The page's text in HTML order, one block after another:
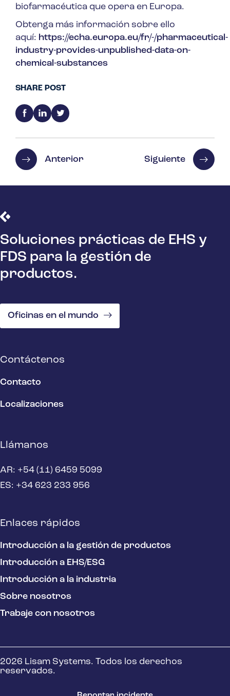
biofarmacéutica que opera en Europa.
Obtenga más información sobre ello
aquí: https://echa.europa.eu/fr/-/pharmaceutical-
industry-provides-unpublished-data-on-
chemical-substances
SHARE POST
Anterior Siguiente
Soluciones prácticas de EHS y
FDS para la gestión de
productos.
Oficinas en el mundo
Contáctenos
Contacto
Localizaciones
Llámanos
AR: +54 (11) 6459 5099
ES: +34 623 233 956
Enlaces rápidos
Introducción a la gestión de productos
Introducción a EHS/ESG
Introducción a la industria
Sobre nosotros
Trabaje con nosotros
2026 Lisam Systems. Todos los derechos
reservados.